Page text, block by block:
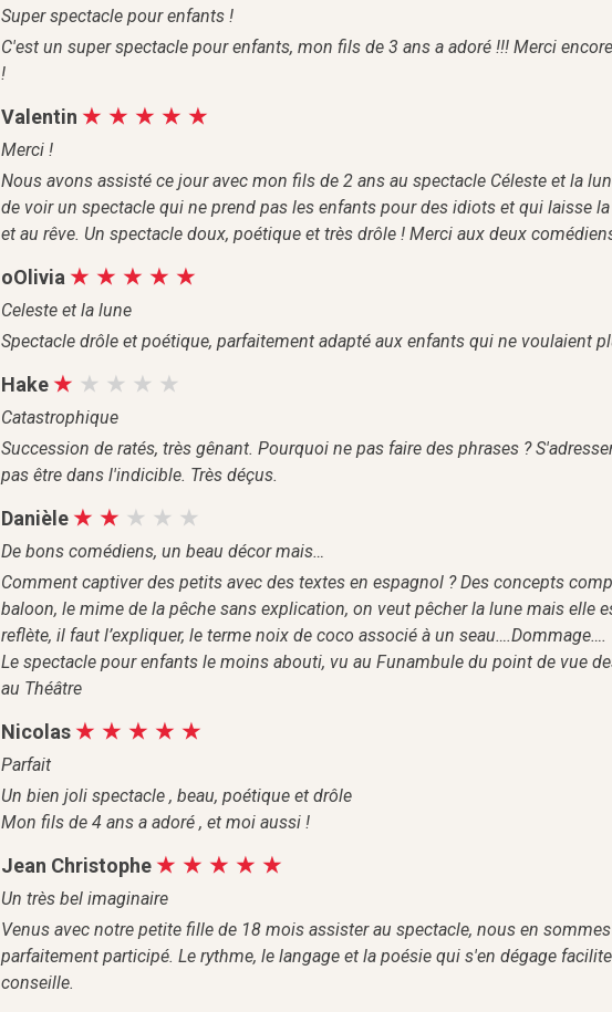
Super spectacle pour enfants !
C'est un super spectacle pour enfants, mon fils de 3 ans a adoré !!! Merci
!
Valentin
Merci !
Nous avons assisté ce jour avec mon fils de 2 ans au spectacle Céleste et la
de voir un spectacle qui ne prend pas les enfants pour des idiots et qui laisse
et au rêve. Un spectacle doux, poétique et très drôle ! Merci aux deux
oOlivia
Celeste et la lune
Spectacle drôle et poétique, parfaitement adapté aux enfants qui ne voulaient
Hake
Catastrophique
Succession de ratés, très gênant. Pourquoi ne pas faire des phrases ?
pas être dans l'indicible. Très déçus.
Danièle
De bons comédiens, un beau décor mais…
Comment captiver des petits avec des textes en espagnol ? Des concepts
baloon, le mime de la pêche sans explication, on veut pêcher la lune mais elle
reflète, il faut l’expliquer, le terme noix de coco associé à un seau….Dommage….
Le spectacle pour enfants le moins abouti, vu au Funambule du point de vue
au Théâtre
Nicolas
Parfait
Un bien joli spectacle , beau, poétique et drôle
Mon fils de 4 ans a adoré , et moi aussi !
Jean Christophe
Un très bel imaginaire
Venus avec notre petite fille de 18 mois assister au spectacle, nous en
parfaitement participé. Le rythme, le langage et la poésie qui s'en dégage
conseille.